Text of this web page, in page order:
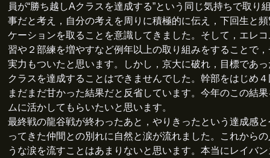
員が“勝ち越しAクラスを達成する”という同じ気持ちで取り
事だと考え，自分の考えを周りに積極的に伝え，下回生と
ケーションを取ることを意識してきました。そして，エレ
習や２部練を増やすなど例年以上の取り組みをすることで
実力もついたと思います。しかし，京大に破れ，目標であ
クラスを達成することはできませんでした。幹部をはじめ
まだまだ甘かった結果だと反省しています。今年のこの結
ムに活かしてもらいたいと思います。
最終戦の龍谷戦が終わったあと，やりきったという達成感
ってきた仲間との別れに自然と涙が流れました。これから
うな涙を流すことはあまりないと思います。本当にレイバ